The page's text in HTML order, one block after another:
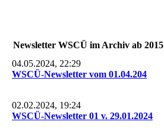
Newsletter WSCÜ im Archiv ab 2015
04.05.2024, 22:29
WSCÜ-Newsletter vom 01.04.204
02.02.2024, 19:24
WSCÜ-Newsletter 01 v. 29.01.2024